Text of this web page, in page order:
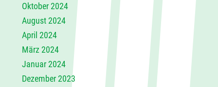
Oktober 2024
August 2024
April 2024
März 2024
Januar 2024
Dezember 2023